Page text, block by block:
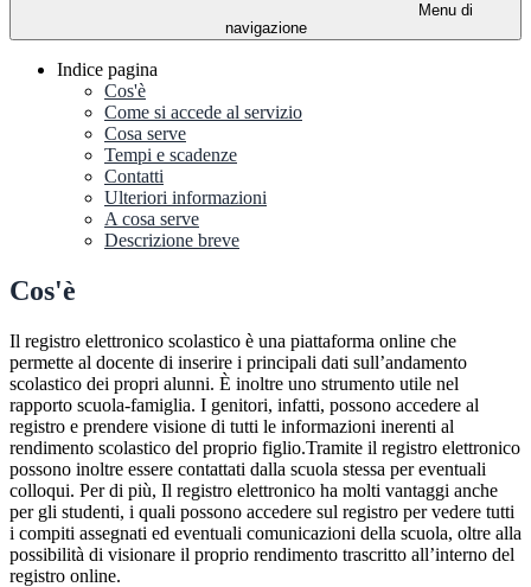
Menu di
navigazione
Indice pagina
Cos'è
Come si accede al servizio
Cosa serve
Tempi e scadenze
Contatti
Ulteriori informazioni
A cosa serve
Descrizione breve
Cos'è
Il registro elettronico scolastico è una piattaforma online che
permette al docente di inserire i principali dati sull’andamento
scolastico dei propri alunni. È inoltre uno strumento utile nel
rapporto scuola-famiglia. I genitori, infatti, possono accedere al
registro e prendere visione di tutti le informazioni inerenti al
rendimento scolastico del proprio figlio.Tramite il registro elettronico
possono inoltre essere contattati dalla scuola stessa per eventuali
colloqui. Per di più, Il registro elettronico ha molti vantaggi anche
per gli studenti, i quali possono accedere sul registro per vedere tutti
i compiti assegnati ed eventuali comunicazioni della scuola, oltre alla
possibilità di visionare il proprio rendimento trascritto all’interno del
registro online.